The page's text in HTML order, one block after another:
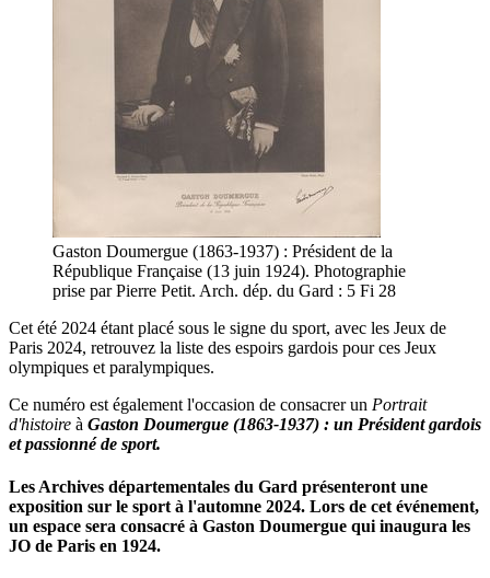
Gaston Doumergue (1863-1937) : Président de la
République Française (13 juin 1924). Photographie
prise par Pierre Petit. Arch. dép. du Gard : 5 Fi 28
Cet été 2024 étant placé sous le signe du sport, avec les Jeux de
Paris 2024, retrouvez la liste des espoirs gardois pour ces Jeux
olympiques et paralympiques.
Ce numéro est également l'occasion de consacrer un Portrait
d'histoire à Gaston Doumergue (1863-1937) : un Président gardois
et passionné de sport.
Les Archives départementales du Gard présenteront une
exposition sur le sport à l'automne 2024. Lors de cet événement,
un espace sera consacré à Gaston Doumergue qui inaugura les
JO de Paris en 1924.